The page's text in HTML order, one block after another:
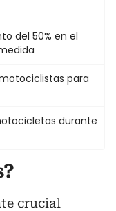
del 50% en el
para
durante
crucial